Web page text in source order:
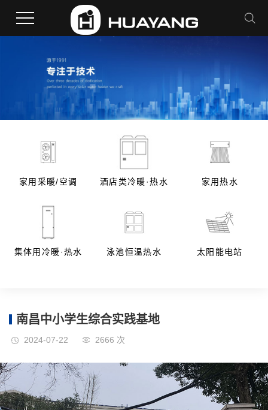
家用采暖/空调 酒店类冷暖·热水 家用热水
集体用冷暖·热水 泳池恒温热水 太阳能电站
南昌中小学生综合实践基地
2024-07-22 2666 次